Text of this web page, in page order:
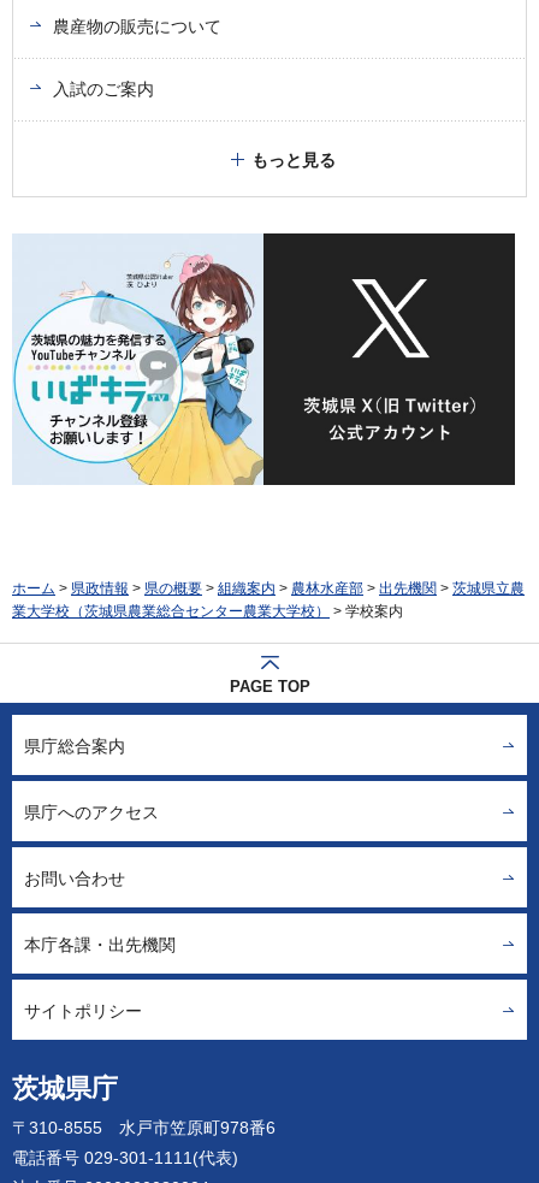
農産物の販売について
入試のご案内
もっと見る
ホーム > 県政情報 > 県の概要 > 組織案内 > 農林水産部 > 出先機関 > 茨城県立農
業大学校（茨城県農業総合センター農業大学校）
> 学校案内
PAGE TOP
茨城県庁
〒310-8555 水戸市笠原町978番6
電話番号 029-301-1111(代表)
県庁総合案内
県庁へのアクセス
お問い合わせ
本庁各課・出先機関
サイトポリシー